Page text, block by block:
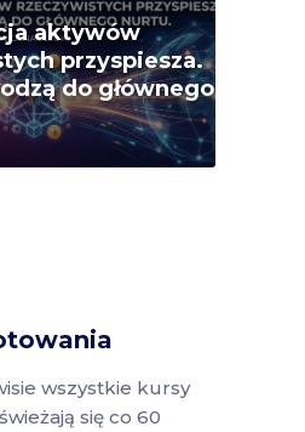
aktywów
przyspiesza.
do głównego
wszystkie kursy
się co 60